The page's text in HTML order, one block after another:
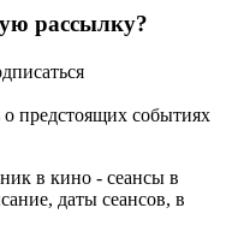
рассылку?
предстоящих событиях
в кино - сеансы в
даты сеансов, в